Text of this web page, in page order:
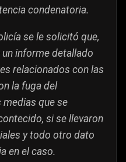
condenatoria.
se le solicitó que,
informe detallado
relacionados con las
la fuga del
medias que se
si se llevaron
y todo otro dato
en el caso.